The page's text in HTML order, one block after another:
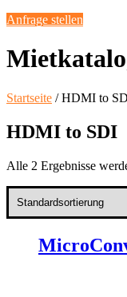
Anfrage stellen
Startseite / HDMI to
HDMI to SDI
Alle 2 Ergebnisse